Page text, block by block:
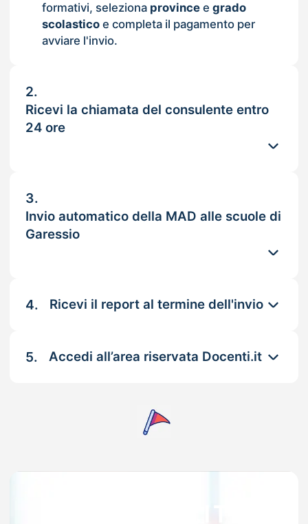
formativi, seleziona provincee grado
scolasticoe completa il pagamento per
avviare l'invio.
2.
Ricevi la chiamata del consulente entro
24 ore
3.
Invio automatico della MAD alle scuole di
Garessio
4. Ricevi il report al termine dell'invio
5. Accedi all’area riservata Docenti.it